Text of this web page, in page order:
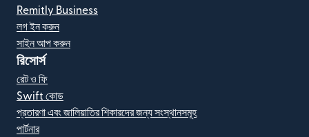
Remitly Business
লগ ইন করুন
সাইন আপ করুন
রিসোর্স
রেট ও ফি
Swift কোড
প্রতারণা এবং জালিয়াতির শিকারদের জন্য সংস্থানসমূহ
পার্টনার